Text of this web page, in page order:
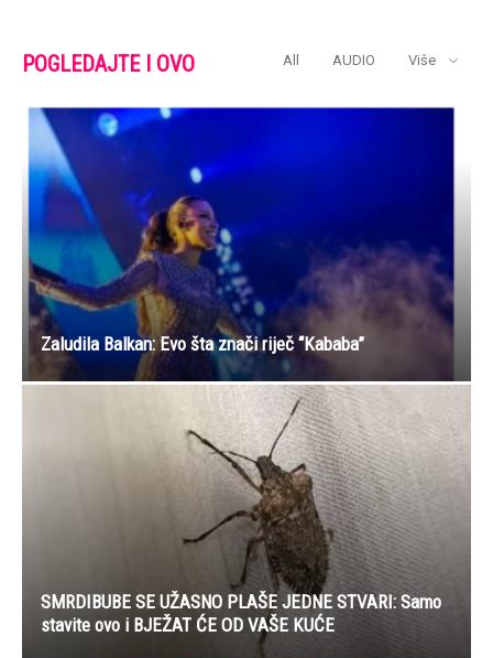
POGLEDAJTE I OVO All AUDIO Više
Zaludila Balkan: Evo šta znači riječ “Kababa”
SMRDIBUBE SE UŽASNO PLAŠE JEDNE STVARI: Samo
stavite ovo i BJEŽAT ĆE OD VAŠE KUĆE